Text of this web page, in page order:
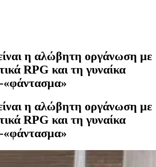
η αλώβητη οργάνωση με
RPG και τη γυναίκα
η αλώβητη οργάνωση με
RPG και τη γυναίκα